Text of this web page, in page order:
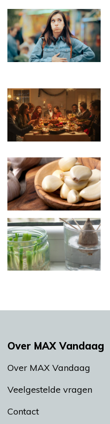
Over MAX Vandaag
Over MAX Vandaag
Veelgestelde vragen
Contact